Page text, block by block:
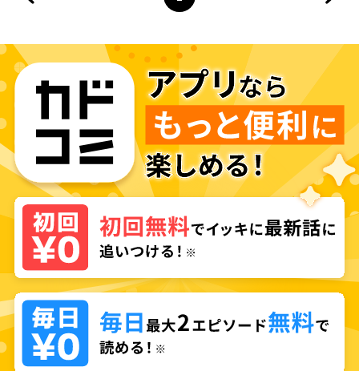
ページ
へ